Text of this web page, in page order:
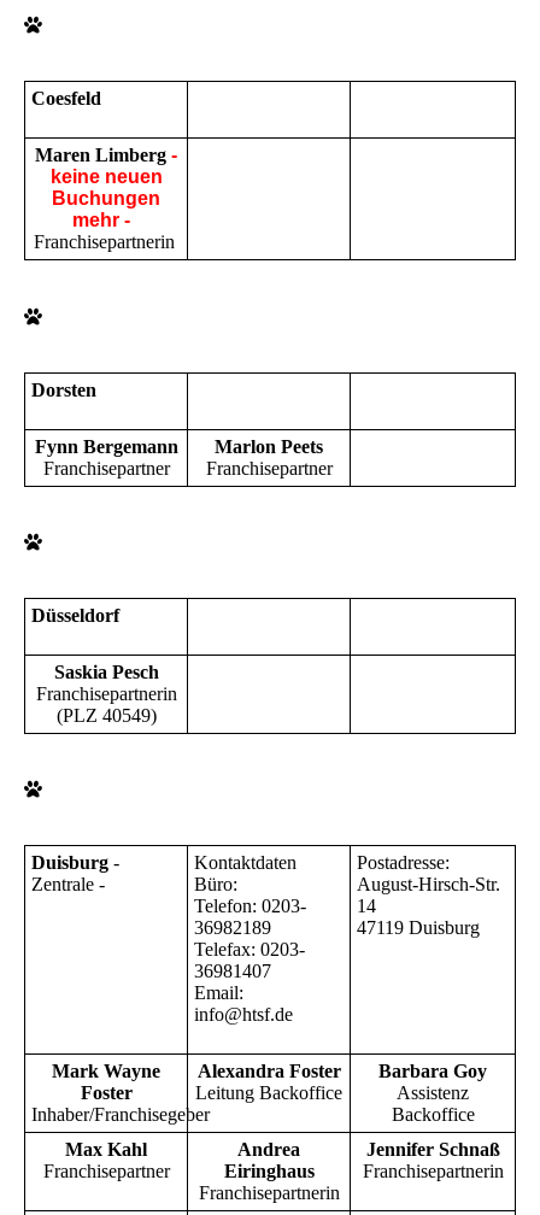
Coesfeld
Maren Limberg -
keine neuen
Buchungen
mehr -
Franchisepartnerin
Dorsten
Fynn Bergemann
Franchisepartner
Marlon Peets
Franchisepartner
Düsseldorf
Saskia Pesch
Franchisepartnerin
(PLZ 40549)
Duisburg -
Zentrale -
Kontaktdaten
Büro:
Telefon: 0203-
36982189
Telefax: 0203-
36981407
Email:
info@htsf.de
Postadresse:
August-Hirsch-Str.
14
47119 Duisburg
Mark Wayne
Foster
Inhaber/Franchisegeber
Alexandra Foster
Leitung Backoffice
Barbara Goy
Assistenz
Backoffice
Max Kahl
Franchisepartner
Andrea
Eiringhaus
Franchisepartnerin
Jennifer Schnaß
Franchisepartnerin